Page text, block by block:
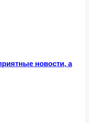
новости, а